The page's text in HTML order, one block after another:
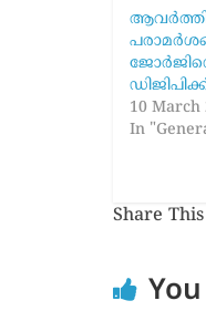
10 March
In
Share